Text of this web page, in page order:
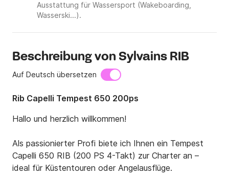
Ausstattung für Wassersport (Wakeboarding,
Wasserski...).
Beschreibung von Sylvains RIB
Auf Deutsch übersetzen
Rib Capelli Tempest 650 200ps
Hallo und herzlich willkommen!
Als passionierter Profi biete ich Ihnen ein Tempest
Capelli 650 RIB (200 PS 4-Takt) zur Charter an –
ideal für Küstentouren oder Angelausflüge.